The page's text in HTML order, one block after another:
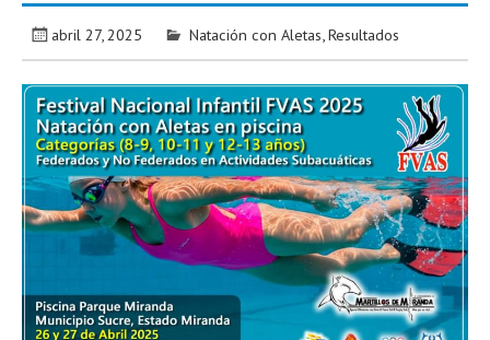
abril 27, 2025 Natación con Aletas Resultados